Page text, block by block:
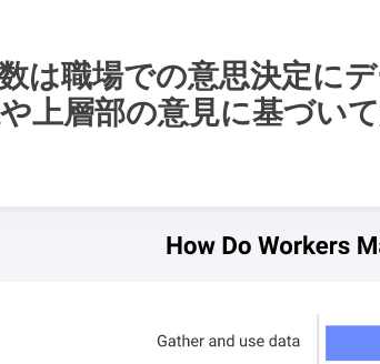
は職場での意思決定に
上層部の意見に基づい